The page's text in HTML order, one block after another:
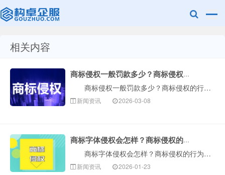
相关内容
商标侵权一般罚款多少？商标侵权的行为有哪些？
商标侵权一般罚款多少？商标侵权的行为有哪些？在现实生活中，商标是商品的外在体现。好的商标通常意味着好的商品。许多企业会注意商标的名称和形态。一般比···
新闻资讯 2026-03-08
商标字体侵权会怎样？商标侵权的行为类型有哪些？
商标字体侵权会怎样？商标侵权的行为类型有哪些？对于日常生活中的一些商标侵权案件，由于涉及到很多相关问题，特别是侵权的认定还需要一些证据来判断，因此···
新闻资讯 2026-01-23